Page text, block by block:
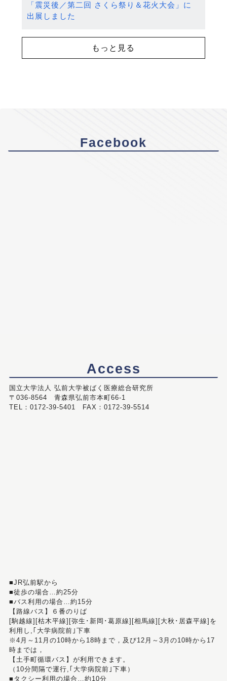
「震災後／第二回 さくら祭り＆花火大会」に
出展しました
もっと見る
Facebook
Access
国立大学法人 弘前大学被ばく医療総合研究所
〒036-8564 青森県弘前市本町66-1
TEL：0172-39-5401 FAX：0172-39-5514
■JR弘前駅から
■徒歩の場合…約25分
■バス利用の場合…約15分
【路線バス】６番のりば
[駒越線][枯木平線][弥生･新岡･葛原線][相馬線][大秋･居森平線]を
利用し,｢大学病院前｣下車
※4月～11月の10時から18時まで，及び12月～3月の10時から17
時までは，
【土手町循環バス】が利用できます。
（10分間隔で運行,｢大学病院前｣下車）
■タクシー利用の場合…約10分